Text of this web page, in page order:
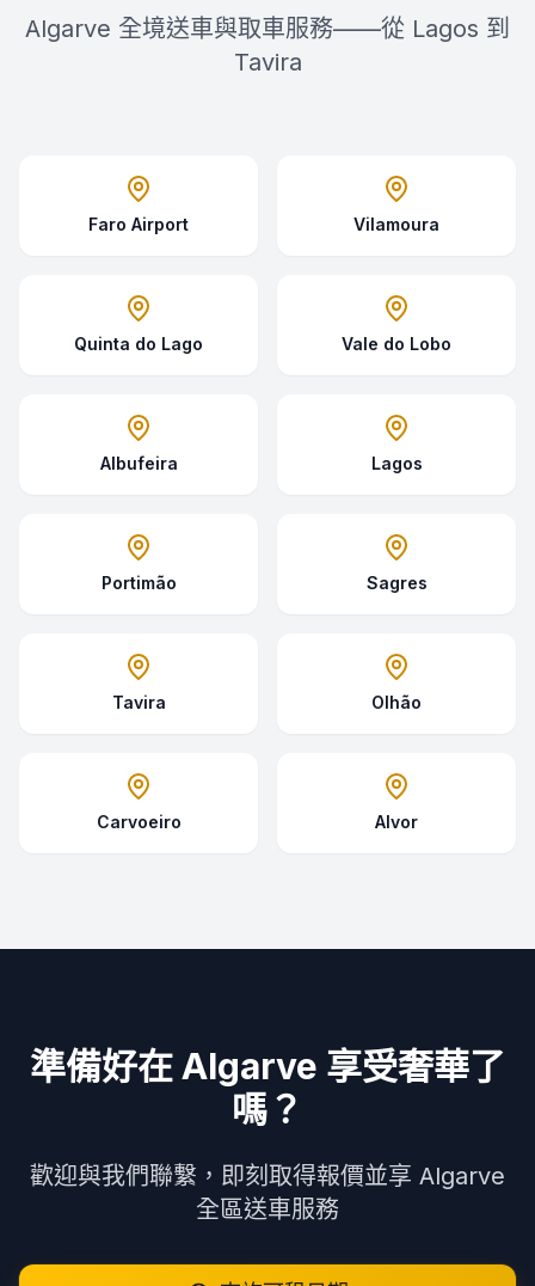
Algarve 全境送車與取車服務——從 Lagos 到
Tavira
Faro Airport Vilamoura
Quinta do Lago Vale do Lobo
Albufeira Lagos
Portimão Sagres
Tavira Olhão
Carvoeiro Alvor
準備好在 Algarve 享受奢華了
嗎？
歡迎與我們聯繫，即刻取得報價並享 Algarve
全區送車服務